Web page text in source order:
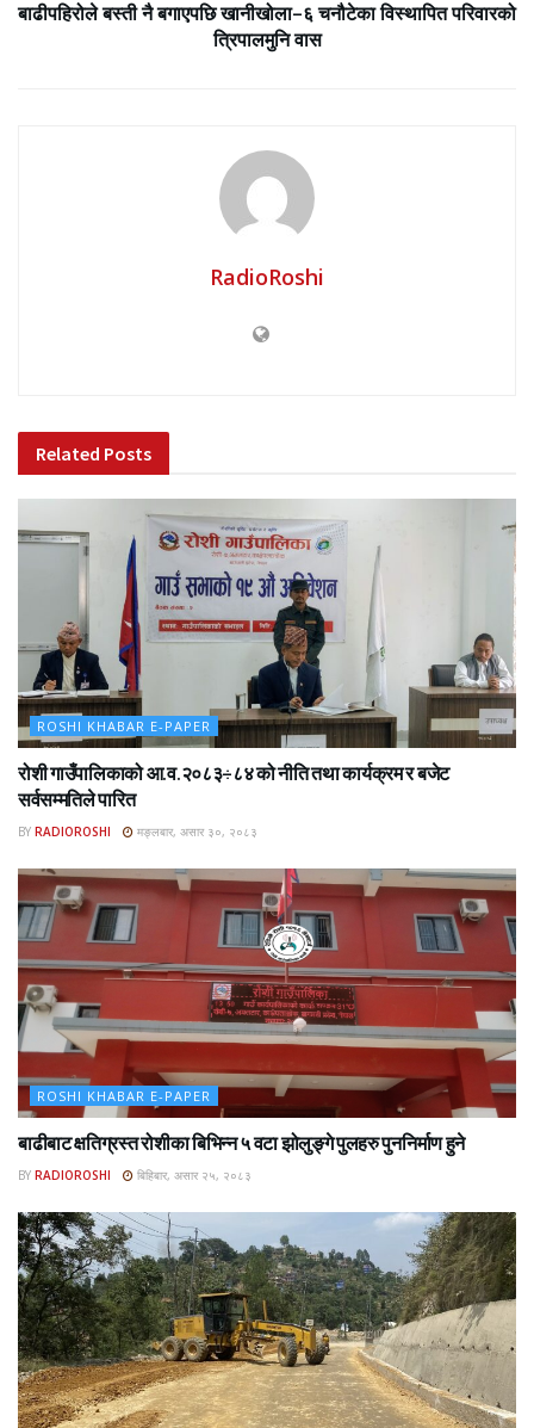
बाढीपहिरोले बस्ती नै बगाएपछि खानीखोला–६ चनौटेका विस्थापित परिवारको
त्रिपालमुनि वास
RadioRoshi
Related Posts
ROSHI KHABAR E-PAPER
रोशी गाउँपालिकाको आ.व.२०८३÷८४ को नीति तथा कार्यक्रम र बजेट
सर्वसम्मतिले पारित
BY RADIOROSHI मङ्लबार, असार ३०, २०८३
ROSHI KHABAR E-PAPER
बाढीबाट क्षतिग्रस्त रोशीका बिभिन्न ५ वटा झोलुङ्गे पुलहरु पुननिर्माण हुने
BY RADIOROSHI बिहिबार, असार २५, २०८३